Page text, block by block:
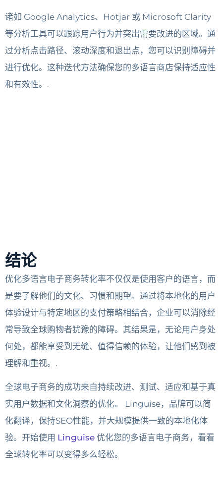
诸如 Google Analytics、Hotjar 或 Microsoft Clarity
等分析工具可以跟踪用户行为并突出需要改进的区域。通
过分析点击路径、滚动深度和退出点，您可以识别障碍并
进行优化。这种迭代方法确保您的多语言商店保持适应性
和有效性。.
结论
优化多语言电子商务转化率不仅仅是使用客户的语言，而
是要了解他们的文化、习惯和期望。通过将本地化的用户
体验设计与特定地区的支付策略相结合，企业可以消除经
常导致全球购物者犹豫的障碍。其结果是，无论用户身处
何处，都能享受到无缝、值得信赖的体验，让他们感到被
理解和重视。.
全球电子商务的成功来自持续改进、测试、适应和基于真
实用户数据和文化洞察的优化。 Linguise，品牌可以简
化翻译，保持SEO性能，并大规模提供一致的本地化体
验。开始使用 Linguise 优化您的多语言电子商务，看看
全球转化率可以变得多么轻松。